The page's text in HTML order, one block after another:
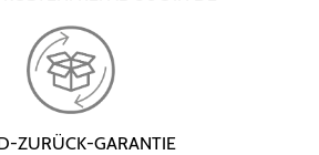
ZURÜCK-GARANTIE